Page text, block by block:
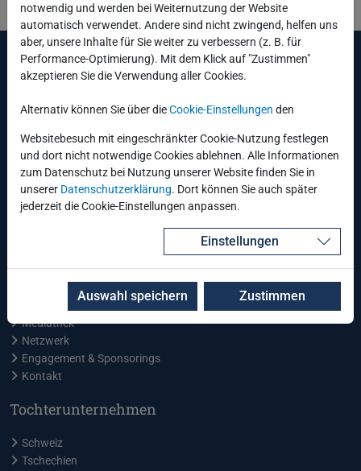
Leistungen und Services
Energiewirtschaft
Industrielle Fertigung
Öffentliche Verwaltung
Oracle
Engineered Systems
Cloud & Hosting
News
Veranstaltungen
Mediathek
Netzwerk
Engagement & Sponsorings
Kontakt
Tochterunternehmen
Schweiz
Tschechien
notwendig und werden bei Weiternutzung der Website
automatisch verwendet. Andere sind nicht zwingend, helfen uns
aber, unsere Inhalte für Sie weiter zu verbessern (z. B. für
Performance-Optimierung). Mit dem Klick auf "Zustimmen"
akzeptieren Sie die Verwendung aller Cookies.
Alternativ können Sie über dieCookie-Einstellungen den
Websitebesuch mit eingeschränkter Cookie-Nutzung festlegen
und dort nicht notwendige Cookies ablehnen. Alle Informationen
zum Datenschutz bei Nutzung unserer Website finden Sie in
unserer Datenschutzerklärung. Dort können Sie auch später
jederzeit die Cookie-Einstellungen anpassen.
Einstellungen
Auswahl speichern Zustimmen